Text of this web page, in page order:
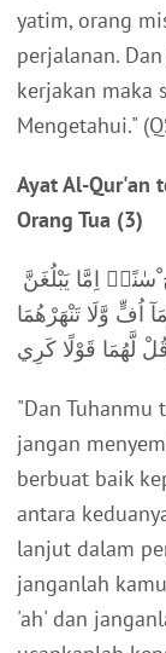
yatim, orang
perjalanan.
kerjakan maka
Mengetahui."
Ayat Al-Qur'an
Orang Tua (3)
اُفٍّ وَّلَا تَنْهَرْهُمَا
"Dan Tuhanmu
jangan
berbuat baik
antara
lanjut dalam
janganlah
'ah' dan